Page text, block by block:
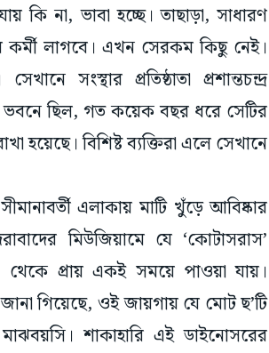
কি না, ভাবা হচ্ছে। তাছাড়া, সাধারণ
কর্মী লাগবে। এখন সেরকম কিছু নেই।
সংস্থার প্রতিষ্ঠাতা প্রশান্তচন্দ্র
ভবনে ছিল, গত কয়েক বছর ধরে সেটির
হয়েছে। বিশিষ্ট ব্যক্তিরা এলে সেখানে
এলাকায় মাটি খুঁড়ে আবিষ্কার
মিউজিয়ামে যে ‘কোটাসরাস’
থেকে প্রায় একই সময়ে পাওয়া যায়।
গিয়েছে, ওই জায়গায় যে মোট ছ’টি
শাকাহারি এই ডাইনোসরের